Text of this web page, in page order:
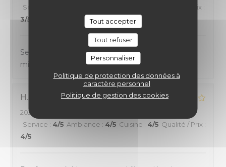
Tout accepter
Tout refuser
Personnaliser
Politique de protection des données à
caractère personnel
Politique de gestion des cookies
Service
Qualité / Prix :
3/5
Service pas très attentif. Pourrais beaucoup faire
mieux.
H
2026-08-03
Service : 4/5 Ambiance : 4/5 Cuisine : 4/5 Qualité / Prix :
4/5